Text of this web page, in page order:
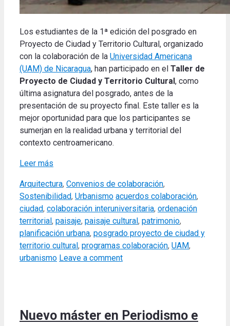
Los estudiantes de la 1ª edición del posgrado en
Proyecto de Ciudad y Territorio Cultural, organizado
con la colaboración de la Universidad Americana
(UAM) de Nicaragua, han participado en el Taller de
Proyecto de Ciudad y Territorio Cultural , como
última asignatura del posgrado, antes de la
presentación de su proyecto final. Este taller es la
mejor oportunidad para que los participantes se
sumerjan en la realidad urbana y territorial del
contexto centroamericano.
Leer más
Categories
Arquitectura, Convenios de colaboración,
Sostenibilidad, Urbanismo Tags
acuerdos colaboración,
ciudad, colaboración interuniversitaria, ordenación
territorial , paisaje, paisaje cultural , patrimonio,
planificación urbana, posgrado proyecto de ciudad y
territorio cultural , programas colaboración, UAM,
urbanismo Leave a comment
Nuevo máster en Periodismo e